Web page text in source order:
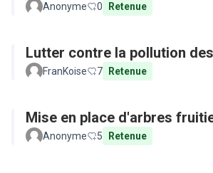
Anonyme 0 Retenue
Lutter contre la pollution
FranKoise 7 Retenue
Mise en place d'arbres
Anonyme 5 Retenue